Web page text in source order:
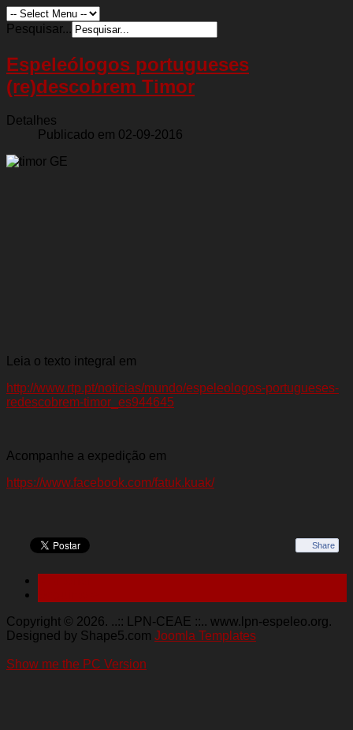
Pesquisar...
Espeleólogos portugueses
(re)descobrem Timor
Detalhes
Publicado em 02-09-2016
Leia o texto integral em
http://www.rtp.pt/noticias/mundo/espeleologos-portugueses-
redescobrem-timor_es944645
Acompanhe a expedição em
https://www.facebook.com/fatuk.kuak/
Share
Copyright © 2026. ..:: LPN-CEAE ::.. www.lpn-espeleo.org.
Designed by Shape5.com Joomla Templates
Show me the PC Version